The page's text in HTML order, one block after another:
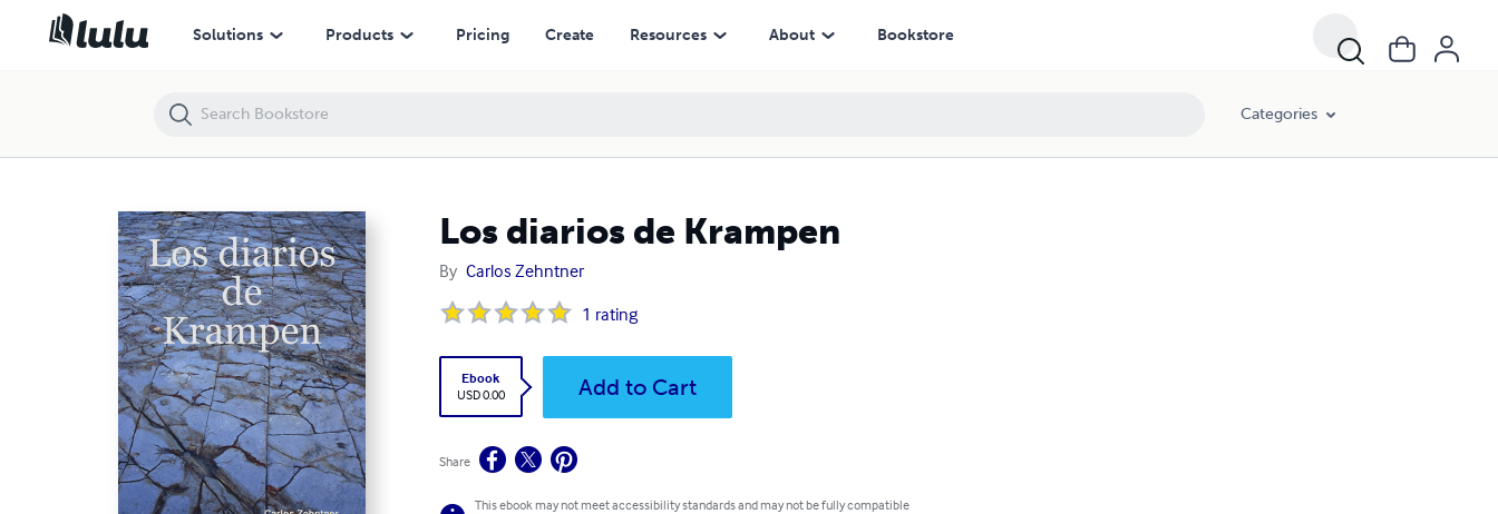
Solutions Products Pricing Create Resources About Bookstore
Categories
Los diarios de Krampen
By Carlos Zehntner
1 rating
Ebook
USD 0.00
Add to Cart
Share
This ebook may not meet accessibility standards and may not be fully compatible
Los diarios de Krampen